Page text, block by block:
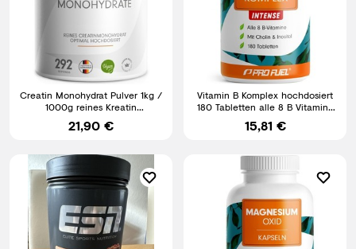
Creatin Monohydrat Pulver 1kg /
1000g reines Kreatin
Monohydrat in
21,90 €
Vitamin B Komplex hochdosiert
180 Tabletten alle 8 B Vitamine
(B1 B2 B3 B5 B6 B7
15,81 €